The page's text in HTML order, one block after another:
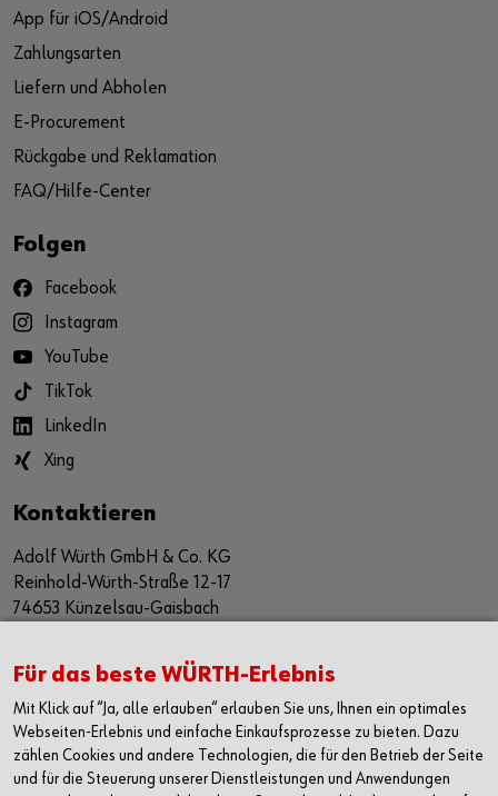
App für iOS/Android
Zahlungsarten
Liefern und Abholen
E-Procurement
Rückgabe und Reklamation
FAQ/Hilfe-Center
Folgen
Facebook
Instagram
YouTube
TikTok
LinkedIn
Xing
Kontaktieren
Adolf Würth GmbH & Co. KG
Reinhold-Würth-Straße 12-17
74653 Künzelsau-Gaisbach
Alle Kontaktmöglichkeiten
+49 7940 15-2400
info@wuerth.com
Für das beste WÜRTH-Erlebnis
Mit Klick auf “Ja, alle erlauben“ erlauben Sie uns, Ihnen ein optimales
Webseiten-Erlebnis und einfache Einkaufsprozesse zu bieten. Dazu
zählen Cookies und andere Technologien, die für den Betrieb der Seite
und für die Steuerung unserer Dienstleistungen und Anwendungen